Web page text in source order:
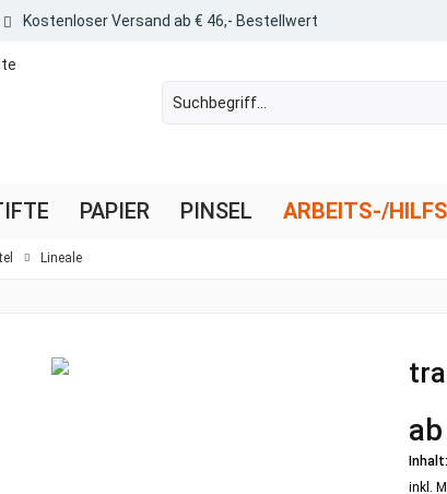
Kostenloser Versand ab € 46,- Bestellwert
PAPIER PINSEL ARBEITS-/
Lineale
Inhalt:
inkl.